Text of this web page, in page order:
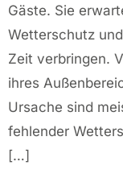
Gäste. Sie
Wetterschutz
Zeit verbringen.
ihres
Ursache sind
fehlender
[…]